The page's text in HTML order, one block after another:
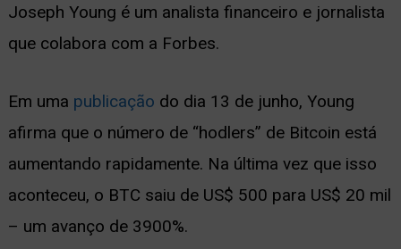
Joseph Young é um analista financeiro e jornalista
que colabora com a Forbes.
Em uma publicação do dia 13 de junho, Young
afirma que o número de “hodlers” de Bitcoin está
aumentando rapidamente. Na última vez que isso
aconteceu, o BTC saiu de US$ 500 para US$ 20 mil
– um avanço de 3900%.